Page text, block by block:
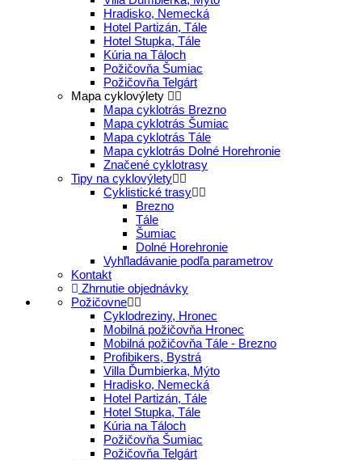
Hradisko, Nemecká
Hotel Partizán, Tále
Hotel Stupka, Tále
Kúria na Táloch
Požičovňa Šumiac
Požičovňa Telgárt
Mapa cyklovýlety
Mapa cyklotrás Brezno
Mapa cyklotrás Šumiac
Mapa cyklotrás Tále
Mapa cyklotrás Dolné Horehronie
Značené cyklotrasy
Tipy na cyklovýlety
Cyklistické trasy
Brezno
Tále
Šumiac
Dolné Horehronie
Vyhľladávanie podľa parametrov
Kontakt
Zhrnutie objednávky
Požičovne
Cyklodreziny, Hronec
Mobilná požičovňa Hronec
Mobilná požičovňa Tále - Brezno
Profibikers, Bystrá
Villa Ďumbierka, Mýto
Hradisko, Nemecká
Hotel Partizán, Tále
Hotel Stupka, Tále
Kúria na Táloch
Požičovňa Šumiac
Požičovňa Telgárt